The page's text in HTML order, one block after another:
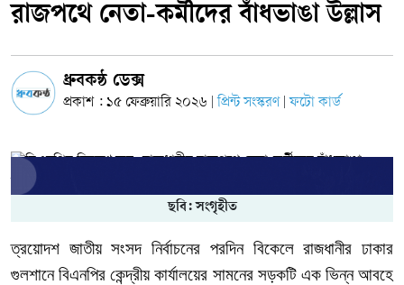
রাজপথে নেতা-কর্মীদের বাঁধভাঙা উল্লাস
ধ্রুবকন্ঠ ডেক্স
প্রকাশ : ১৫ ফেব্রুয়ারি ২০২৬ প্রিন্ট সংস্করণ ফটো কার্ড
ছবি: সংগৃহীত
ত্রয়োদশ জাতীয় সংসদ নির্বাচনের পরদিন বিকেলে রাজধানীর ঢাকার
গুলশানে বিএনপির কেন্দ্রীয় কার্যালয়ের সামনের সড়কটি এক ভিন্ন আবহে